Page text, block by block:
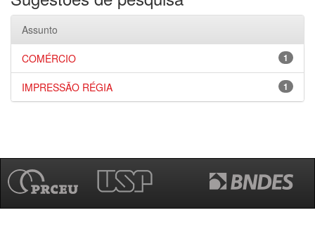
Assunto
1
COMÉRCIO
1
IMPRESSÃO RÉGIA